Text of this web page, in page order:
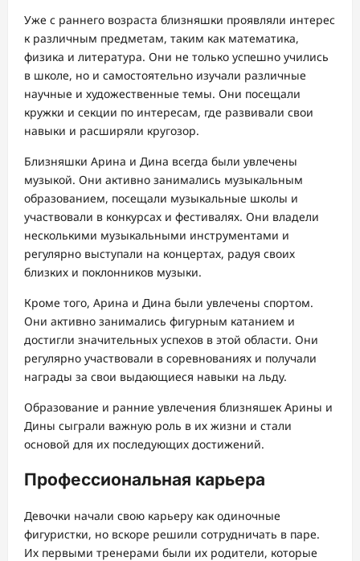
Уже с раннего возраста близняшки проявляли интерес
к различным предметам, таким как математика,
физика и литература. Они не только успешно учились
в школе, но и самостоятельно изучали различные
научные и художественные темы. Они посещали
кружки и секции по интересам, где развивали свои
навыки и расширяли кругозор.
Близняшки Арина и Дина всегда были увлечены
музыкой. Они активно занимались музыкальным
образованием, посещали музыкальные школы и
участвовали в конкурсах и фестивалях. Они владели
несколькими музыкальными инструментами и
регулярно выступали на концертах, радуя своих
близких и поклонников музыки.
Кроме того, Арина и Дина были увлечены спортом.
Они активно занимались фигурным катанием и
достигли значительных успехов в этой области. Они
регулярно участвовали в соревнованиях и получали
награды за свои выдающиеся навыки на льду.
Образование и ранние увлечения близняшек Арины и
Дины сыграли важную роль в их жизни и стали
основой для их последующих достижений.
Профессиональная карьера
Девочки начали свою карьеру как одиночные
фигуристки, но вскоре решили сотрудничать в паре.
Их первыми тренерами были их родители, которые